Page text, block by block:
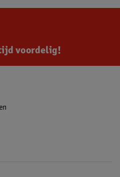
voordelig!